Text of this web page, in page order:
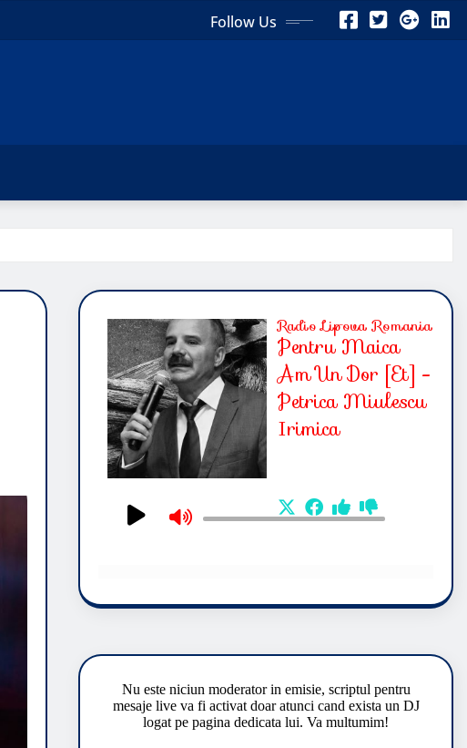
Follow Us